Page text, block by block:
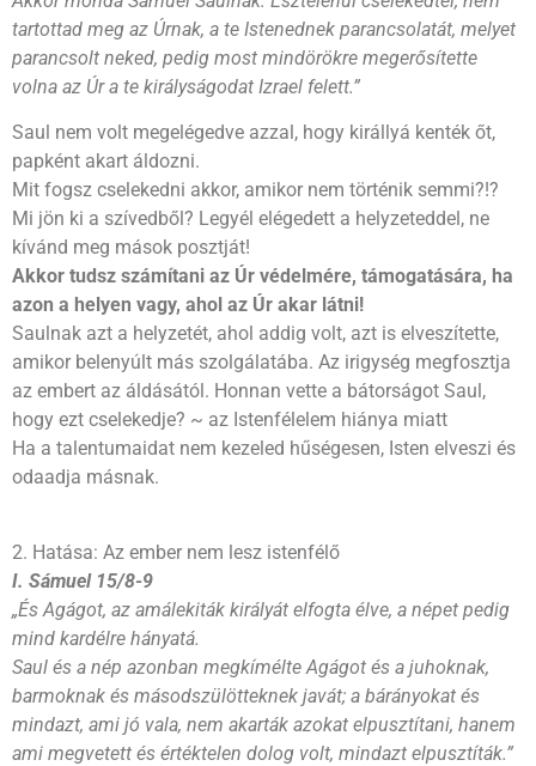
tartottad meg az Úrnak, a te Istenednek parancsolatát, melyet
parancsolt neked, pedig most mindörökre megerősítette
volna az Úr a te királyságodat Izrael felett.”
Saul nem volt megelégedve azzal, hogy királlyá kenték őt,
papként akart áldozni.
Mit fogsz cselekedni akkor, amikor nem történik semmi?!?
Mi jön ki a szívedből? Legyél elégedett a helyzeteddel, ne
kívánd meg mások posztját!
Akkor tudsz számítani az Úr védelmére, támogatására, ha
azon a helyen vagy, ahol az Úr akar látni!
Saulnak azt a helyzetét, ahol addig volt, azt is elveszítette,
amikor belenyúlt más szolgálatába. Az irigység megfosztja
az embert az áldásától. Honnan vette a bátorságot Saul,
hogy ezt cselekedje? ~ az Istenfélelem hiánya miatt
Ha a talentumaidat nem kezeled hűségesen, Isten elveszi és
odaadja másnak.
2. Hatása: Az ember nem lesz istenfélő
I. Sámuel 15/8-9
„És Agágot, az amálekiták királyát elfogta élve, a népet pedig
mind kardélre hányatá.
Saul és a nép azonban megkímélte Agágot és a juhoknak,
barmoknak és másodszülötteknek javát; a bárányokat és
mindazt, ami jó vala, nem akarták azokat elpusztítani, hanem
ami megvetett és értéktelen dolog volt, mindazt elpusztíták.”